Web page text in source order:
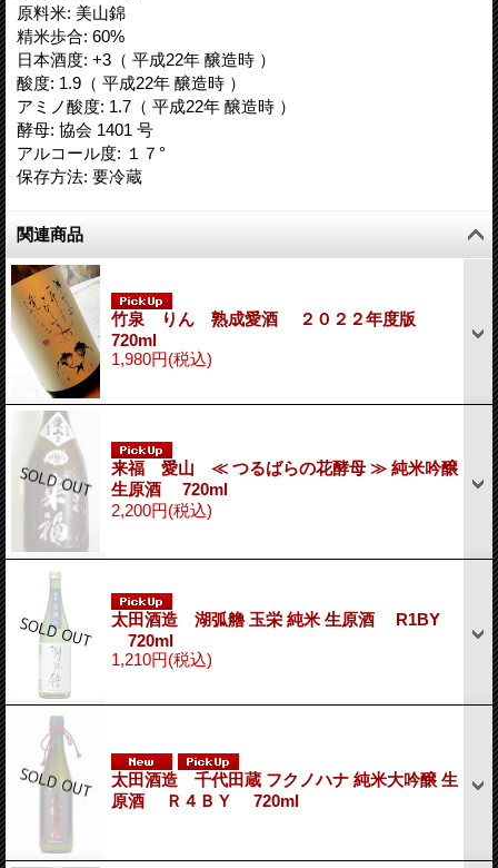
原料米: 美山錦
精米歩合: 60%
日本酒度: +3（ 平成22年 醸造時 ）
酸度: 1.9（ 平成22年 醸造時 ）
アミノ酸度: 1.7（ 平成22年 醸造時 ）
酵母: 協会 1401 号
アルコール度: １７°
保存方法: 要冷蔵
関連商品
竹泉 りん 熟成愛酒 ２０２２年度版
720ml
1,980円(税込)
来福 愛山 ≪ つるばらの花酵母 ≫ 純米吟醸
生原酒 720ml
2,200円(税込)
太田酒造 湖弧艪 玉栄 純米 生原酒 R1BY
720ml
1,210円(税込)
太田酒造 千代田蔵 フクノハナ 純米大吟醸 生
原酒 Ｒ４ＢＹ 720ml